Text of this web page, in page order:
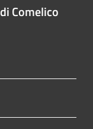
Comelico